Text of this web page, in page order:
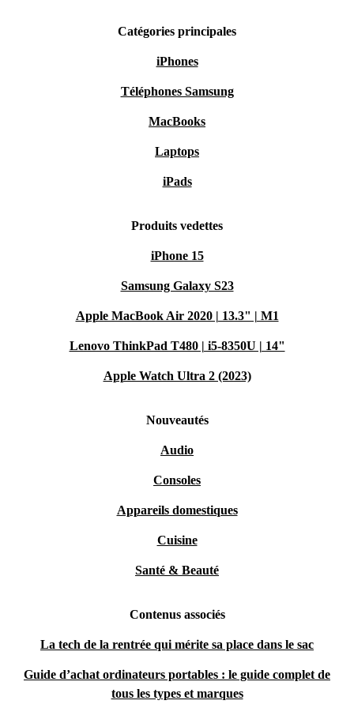
Catégories principales
iPhones
Téléphones Samsung
MacBooks
Laptops
iPads
Produits vedettes
iPhone 15
Samsung Galaxy S23
Apple MacBook Air 2020 | 13.3" | M1
Lenovo ThinkPad T480 | i5-8350U | 14"
Apple Watch Ultra 2 (2023)
Nouveautés
Audio
Consoles
Appareils domestiques
Cuisine
Santé & Beauté
Contenus associés
La tech de la rentrée qui mérite sa place dans le sac
Guide d’achat ordinateurs portables : le guide complet de
tous les types et marques